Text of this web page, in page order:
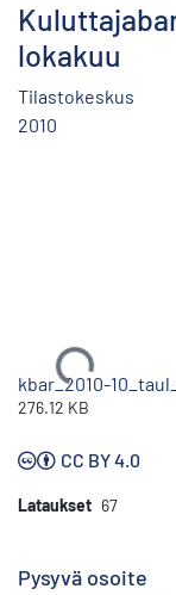
lokakuu
Tilastokeskus
2010
Ladataan...
kbar_2010-
276.12 KB
CC BY 4.0
Lataukset 67
Pysyvä osoite